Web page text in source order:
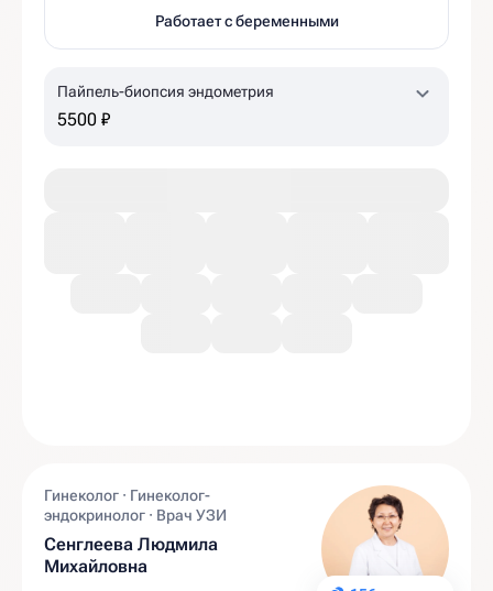
Работает с беременными
Пайпель-биопсия эндометрия
5500 ₽
Гинеколог · Гинеколог-
эндокринолог · Врач УЗИ
Сенглеева Людмила
Михайловна